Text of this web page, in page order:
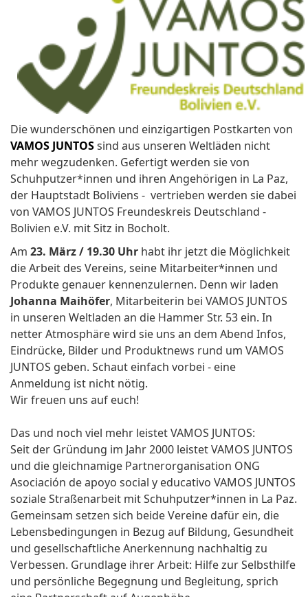
Die wunderschönen und einzigartigen Postkarten von
VAMOS JUNTOSsind aus unseren Weltläden nicht
mehr wegzudenken. Gefertigt werden sie von
Schuhputzer*innen und ihren Angehörigen in La Paz,
der Hauptstadt Boliviens - vertrieben werden sie dabei
von VAMOS JUNTOS Freundeskreis Deutschland -
Bolivien e.V. mit Sitz in Bocholt.
Am 23. März / 19.30 Uhr habt ihr jetzt die Möglichkeit
die Arbeit des Vereins, seine Mitarbeiter*innen und
Produkte genauer kennenzulernen. Denn wir laden
Johanna Maihöfer, Mitarbeiterin bei VAMOS JUNTOS
in unseren Weltladen an die Hammer Str. 53 ein. In
netter Atmosphäre wird sie uns an dem Abend Infos,
Eindrücke, Bilder und Produktnews rund um VAMOS
JUNTOS geben. Schaut einfach vorbei - eine
Anmeldung ist nicht nötig.
Wir freuen uns auf euch!
Das und noch viel mehr leistet VAMOS JUNTOS:
Seit der Gründung im Jahr 2000 leistet VAMOS JUNTOS
und die gleichnamige Partnerorganisation ONG
Asociación de apoyo social y educativo VAMOS JUNTOS
soziale Straßenarbeit mit Schuhputzer*innen in La Paz.
Gemeinsam setzen sich beide Vereine dafür ein, die
Lebensbedingungen in Bezug auf Bildung, Gesundheit
und gesellschaftliche Anerkennung nachhaltig zu
Verbessen. Grundlage ihrer Arbeit: Hilfe zur Selbsthilfe
und persönliche Begegnung und Begleitung, sprich